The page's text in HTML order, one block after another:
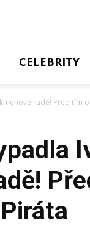
CELEBRITY
radě! Před tím